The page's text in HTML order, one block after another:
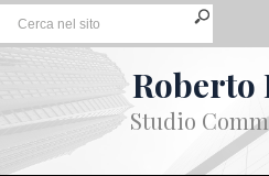
Roberto
Studio